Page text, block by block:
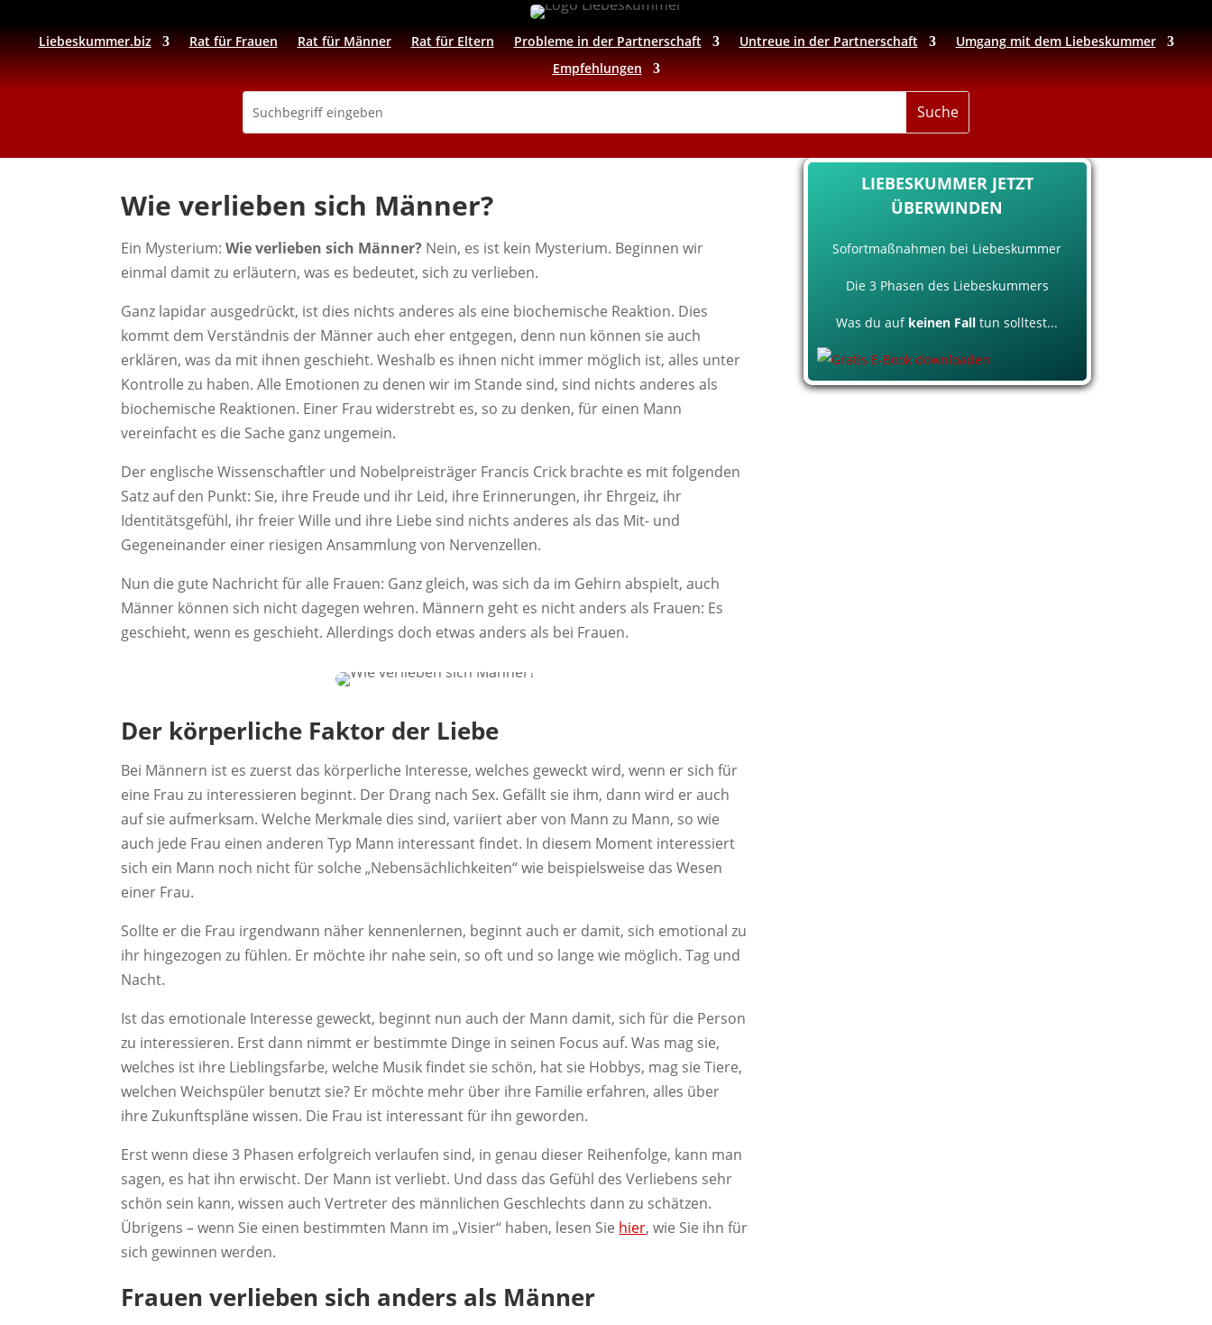
Liebeskummer.biz Rat für Frauen Rat für Männer Rat für Eltern Probleme in der Partnerschaft Untreue in der Partnerschaft
Umgang mit dem Liebeskummer
Empfehlungen
Wie verlieben sich Männer?
Ein Mysterium:Wie verlieben sich Männer? Nein, es ist kein Mysterium. Beginnen wir
einmal damit zu erläutern, was es bedeutet, sich zu verlieben.
Ganz lapidar ausgedrückt, ist dies nichts anderes als eine biochemische Reaktion. Dies
kommt dem Verständnis der Männer auch eher entgegen, denn nun können sie auch
erklären, was da mit ihnen geschieht. Weshalb es ihnen nicht immer möglich ist, alles unter
Kontrolle zu haben. Alle Emotionen zu denen wir im Stande sind, sind nichts anderes als
biochemische Reaktionen. Einer Frau widerstrebt es, so zu denken, für einen Mann
vereinfacht es die Sache ganz ungemein.
Der englische Wissenschaftler und Nobelpreisträger Francis Crick brachte es mit folgenden
Satz auf den Punkt: Sie, ihre Freude und ihr Leid, ihre Erinnerungen, ihr Ehrgeiz, ihr
Identitätsgefühl, ihr freier Wille und ihre Liebe sind nichts anderes als das Mit- und
Gegeneinander einer riesigen Ansammlung von Nervenzellen.
Nun die gute Nachricht für alle Frauen: Ganz gleich, was sich da im Gehirn abspielt, auch
Männer können sich nicht dagegen wehren. Männern geht es nicht anders als Frauen: Es
geschieht, wenn es geschieht. Allerdings doch etwas anders als bei Frauen.
Der körperliche Faktor der Liebe
Bei Männern ist es zuerst das körperliche Interesse, welches geweckt wird, wenn er sich für
eine Frau zu interessieren beginnt. Der Drang nach Sex. Gefällt sie ihm, dann wird er auch
auf sie aufmerksam. Welche Merkmale dies sind, variiert aber von Mann zu Mann, so wie
auch jede Frau einen anderen Typ Mann interessant findet. In diesem Moment interessiert
sich ein Mann noch nicht für solche „Nebensächlichkeiten“ wie beispielsweise das Wesen
einer Frau.
Sollte er die Frau irgendwann näher kennenlernen, beginnt auch er damit, sich emotional zu
ihr hingezogen zu fühlen. Er möchte ihr nahe sein, so oft und so lange wie möglich. Tag und
Nacht.
Ist das emotionale Interesse geweckt, beginnt nun auch der Mann damit, sich für die Person
zu interessieren. Erst dann nimmt er bestimmte Dinge in seinen Focus auf. Was mag sie,
welches ist ihre Lieblingsfarbe, welche Musik findet sie schön, hat sie Hobbys, mag sie Tiere,
welchen Weichspüler benutzt sie? Er möchte mehr über ihre Familie erfahren, alles über
ihre Zukunftspläne wissen. Die Frau ist interessant für ihn geworden.
Erst wenn diese 3 Phasen erfolgreich verlaufen sind, in genau dieser Reihenfolge, kann man
sagen, es hat ihn erwischt. Der Mann ist verliebt. Und dass das Gefühl des Verliebens sehr
schön sein kann, wissen auch Vertreter des männlichen Geschlechts dann zu schätzen.
Übrigens – wenn Sie einen bestimmten Mann im „Visier“ haben, lesen Sie hier, wie Sie ihn für
sich gewinnen werden.
Frauen verlieben sich anders als Männer
LIEBESKUMMER JETZT
ÜBERWINDEN
Sofortmaßnahmen bei Liebeskummer
Die 3 Phasen des Liebeskummers
Was du auf keinen Fall tun solltest...